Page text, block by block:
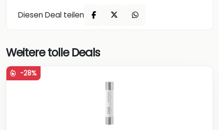
Diesen Deal teilen
Weitere tolle Deals
-28%